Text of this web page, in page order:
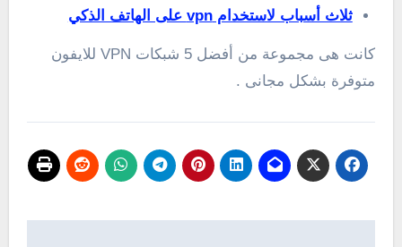
ثلاث أسباب لاستخدام vpn على الهاتف الذكي
كانت هى مجموعة من أفضل 5 شبكات VPN للايفون
متوفرة بشكل مجانى .